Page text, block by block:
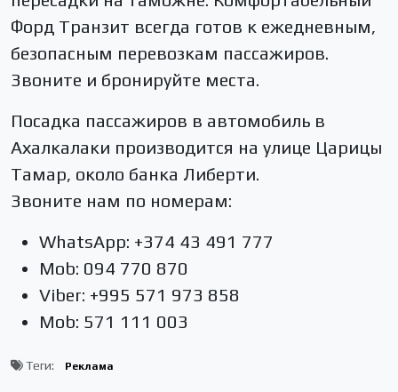
Форд Транзит всегда готов к ежедневным,
безопасным перевозкам пассажиров.
Звоните и бронируйте места.
Посадка пассажиров в автомобиль в
Ахалкалаки производится на улице Царицы
Тамар, около банка Либерти.
Звоните нам по номерам:
WhatsApp: +374 43 491 777
Mob: 094 770 870
Viber: +995 571 973 858
Mob: 571 111 003
Теги: Реклама